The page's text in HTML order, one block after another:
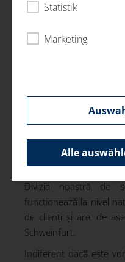
Ne concentrăm pe
Combinarea
moderne, respectarea
conduce la un proces
Respectăm motto-
furnizor de servicii
potrivite pentru
noastră de servicii pe
Divizia noastră de
funcționează la nivel
de clienți și are, de
Schweinfurt.
Indiferent dacă este
Statistik
Marketing
Alle